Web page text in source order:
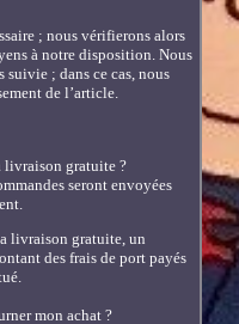
; nous vérifierons alors
à notre disposition. Nous
suivie ; dans ce cas, nous
de l’article.
livraison gratuite ?
seront envoyées
livraison gratuite, un
des frais de port payés
mon achat ?